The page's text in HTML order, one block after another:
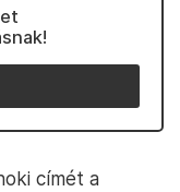
címét a